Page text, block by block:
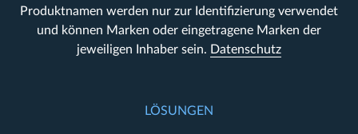
Produktnamen werden nur zur Identifizierung verwendet
und können Marken oder eingetragene Marken der
jeweiligen Inhaber sein. Datenschutz
LÖSUNGEN